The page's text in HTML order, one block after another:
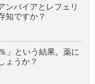
ンパイアとレフェリ
知ですか？
」という結果。薬に
ょうか？